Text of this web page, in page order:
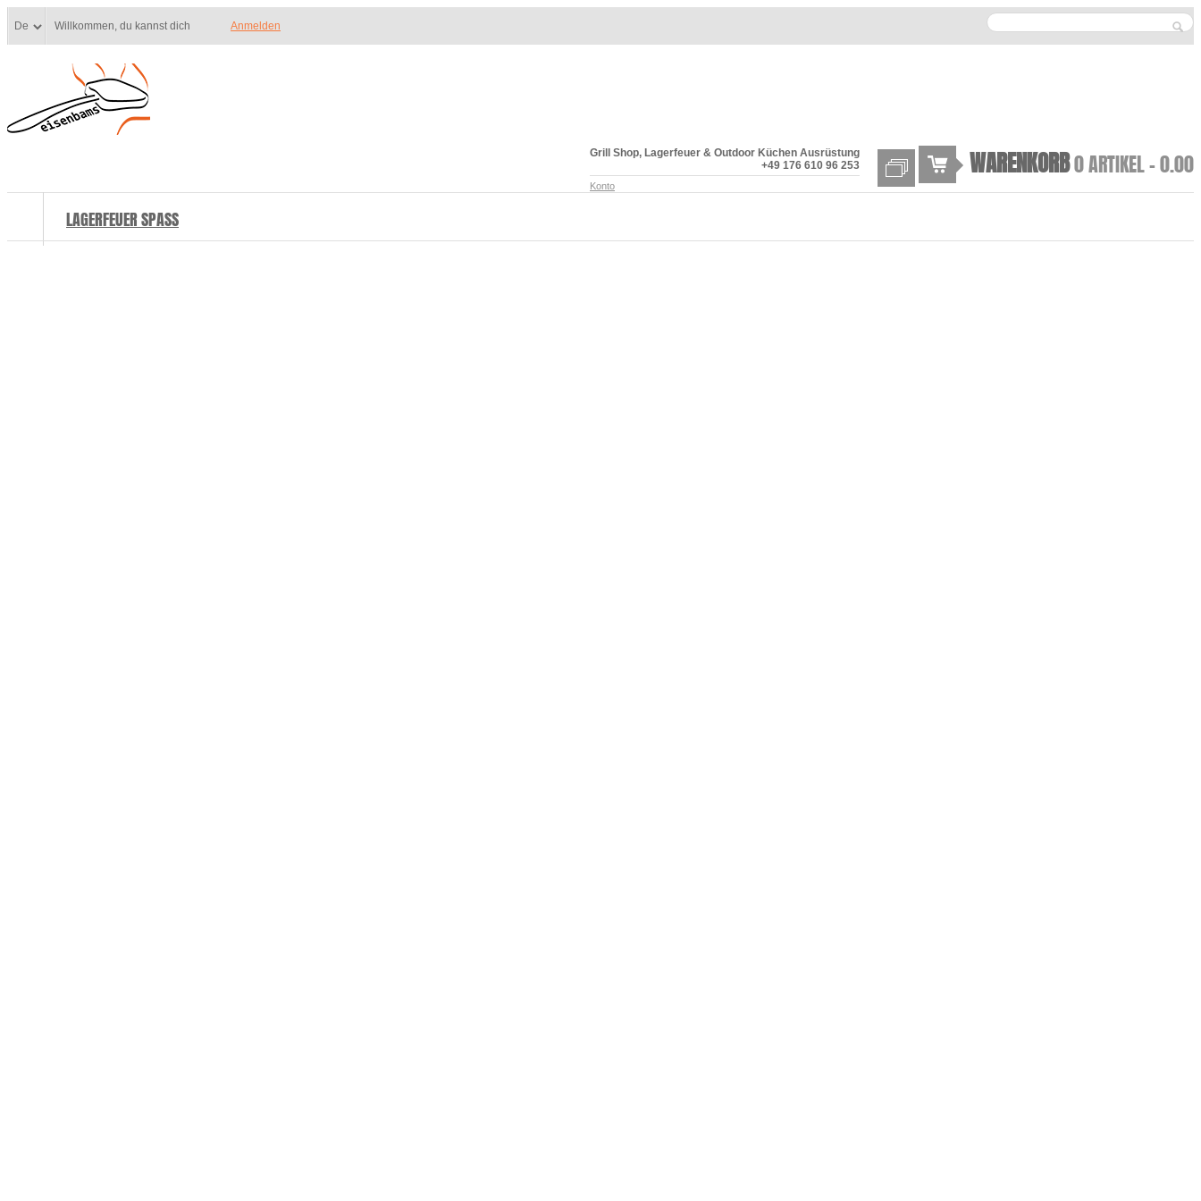
Willkommen, du kannst dich Anmelden
Grill Shop, Lagerfeuer & Outdoor Küchen Ausrüstung
+49 176 610 96 253
Konto
WARENKORB0 ARTIKEL -0.00
LAGERFEUER SPASS